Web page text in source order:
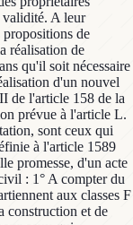
validité. A leur
de
réalisation de
qu'il soit nécessaire
d'un nouvel
de l'article 158 de la
prévue à l'article L.
sont ceux qui
à l'article 1589
promesse, d'un acte
: 1° A compter du
aux classes F
construction et de